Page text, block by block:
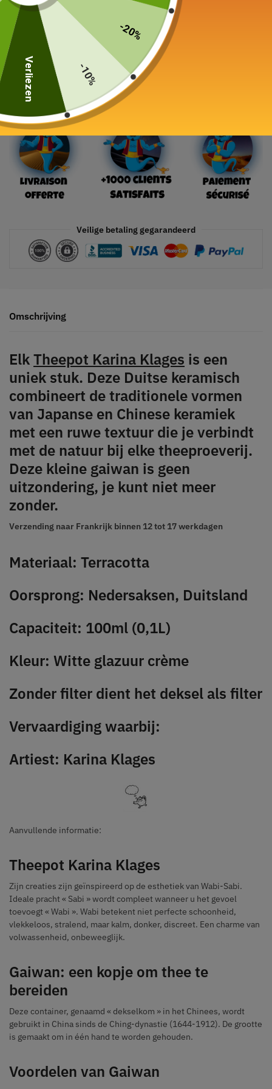
89,00€
19 in voorraad
In winkelwagen
Veilige betaling gegarandeerd
Omschrijving
ElkTheepot Karina Klages is een
uniek stuk. Deze Duitse keramisch
combineert de traditionele vormen
van Japanse en Chinese keramiek
met een ruwe textuur die je verbindt
met de natuur bij elke theeproeverij.
Deze kleine gaiwan is geen
uitzondering, je kunt niet meer
zonder.
Verzending naar Frankrijk binnen 12 tot 17 werkdagen
Materiaal: Terracotta
Oorsprong: Nedersaksen, Duitsland
Capaciteit: 100ml (0,1L)
Kleur: Witte glazuur crème
Zonder filter dient het deksel als filter
Vervaardiging waarbij:
Artiest: Karina Klages
Aanvullende informatie:
Theepot Karina Klages
Zijn creaties zijn geïnspireerd op de esthetiek van Wabi-Sabi.
Ideale pracht « Sabi » wordt compleet wanneer u het gevoel
toevoegt « Wabi ». Wabi betekent niet perfecte schoonheid,
vlekkeloos, stralend, maar kalm, donker, discreet. Een charme van
volwassenheid, onbeweeglijk.
Gaiwan: een kopje om thee te
bereiden
Deze container, genaamd « dekselkom » in het Chinees, wordt
gebruikt in China sinds de Ching-dynastie (1644-1912). De grootte
is gemaakt om in één hand te worden gehouden.
Voordelen van Gaiwan
-20%
-10%
Verliezen